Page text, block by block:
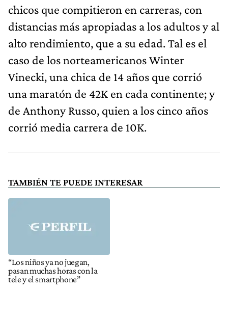
chicos que compitieron en carreras, con
distancias más apropiadas a los adultos y al
alto rendimiento, que a su edad. Tal es el
caso de los norteamericanos Winter
Vinecki, una chica de 14 años que corrió
una maratón de 42K en cada continente; y
de Anthony Russo, quien a los cinco años
corrió media carrera de 10K.
TAMBIÉN TE PUEDE INTERESAR
“Los niños ya no juegan,
pasan muchas horas con la
tele y el smartphone”